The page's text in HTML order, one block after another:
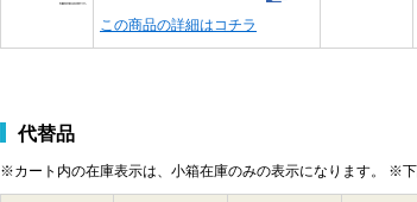
この商品の詳細はコチラ
代替品
※カート内の在庫表示は、小箱在庫のみの表示になります。 ※